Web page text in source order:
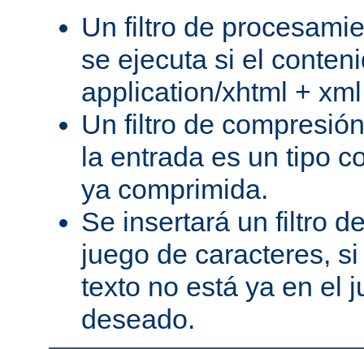
Un filtro de
se ejecuta si el
application/xhtml +
Un filtro de
la entrada es un tipo
ya comprimida.
Se insertará un filtro
juego de caracteres,
texto no está ya en el
deseado.